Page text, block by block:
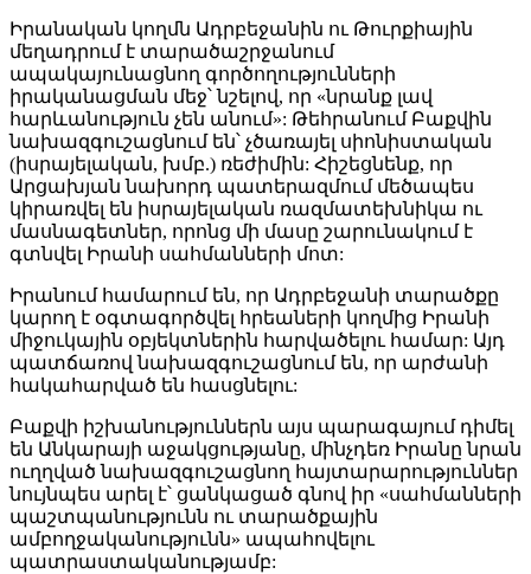
Իրանական կողմն Ադրբեջանին ու Թուրքիային
մեղադրում է տարածաշրջանում
ապակայունացնող գործողությունների
իրականացման մեջ՝ նշելով, որ «նրանք լավ
հարևանություն չեն անում»: Թեհրանում Բաքվին
նախազգուշացնում են՝ չծառայել սիոնիստական
(իսրայելական, խմբ.) ռեժիմին: Հիշեցնենք, որ
Արցախյան նախորդ պատերազմում մեծապես
կիրառվել են իսրայելական ռազմատեխնիկա ու
մասնագետներ, որոնց մի մասը շարունակում է
գտնվել Իրանի սահմանների մոտ:
Իրանում համարում են, որ Ադրբեջանի տարածքը
կարող է օգտագործվել հրեաների կողմից Իրանի
միջուկային օբյեկտներին հարվածելու համար: Այդ
պատճառով նախազգուշացնում են, որ արժանի
հակահարված են հասցնելու:
Բաքվի իշխանություններն այս պարագայում դիմել
են Անկարայի աջակցությանը, մինչդեռ Իրանը նրան
ուղղված նախազգուշացնող հայտարարություններ
նույնպես արել է՝ ցանկացած գնով իր «սահմանների
պաշտպանությունն ու տարածքային
ամբողջականությունն» ապահովելու
պատրաստականությամբ: